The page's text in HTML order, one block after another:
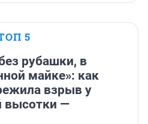
5
рубашки, в
майке»: как
взрыв у
высотки —